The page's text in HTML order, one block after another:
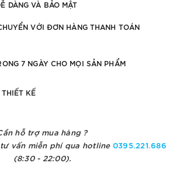
DÀNG VÀ BẢO MẬT
VỚI ĐƠN HÀNG THANH TOÁN
7 NGÀY CHO MỌI SẢN PHẨM
KẾ
hỗ trợ mua hàng ?
vấn miễn phí qua hotline 0395.221.686
(8:30 - 22:00).